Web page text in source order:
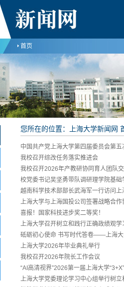
首页
您所在的位置： 上海大学新闻网
中国共产党上海大学第四届委员会第
我校召开综改任务落实推进会
我校召开2026年产教研协同育人团队
校党委书记吴坚勇带队调研理学院基础
越南科学技术部部长武海军一行访问上
上海大学与上海国投公司签署战略合作
喜报！国家科技进步奖二等奖！
上海大学召开树立和践行正确政绩观
砥砺初心使命 书写时代答卷——上海
上海大学2026年毕业典礼举行
我校召开2026年院长工作会议
“AI高清视界”2026第一届上海大学
上海大学党委理论学习中心组举行树